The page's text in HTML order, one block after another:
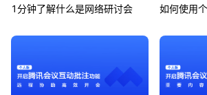
1分钟了解什么是网络研讨会 如何使用